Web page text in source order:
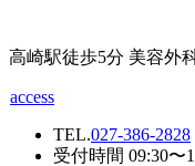
高崎駅徒歩5分 美容外
access
TEL.027-386-2828
受付時間 09:30〜